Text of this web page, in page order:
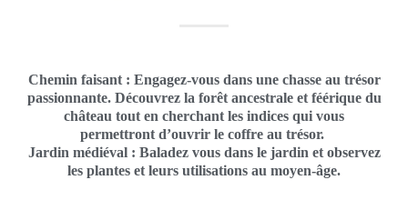
Chemin faisant : Engagez-vous dans une chasse au trésor
passionnante. Découvrez la forêt ancestrale et féérique du
château tout en cherchant les indices qui vous
permettront d’ouvrir le coffre au trésor.
Jardin médiéval : Baladez vous dans le jardin et observez
les plantes et leurs utilisations au moyen-âge.